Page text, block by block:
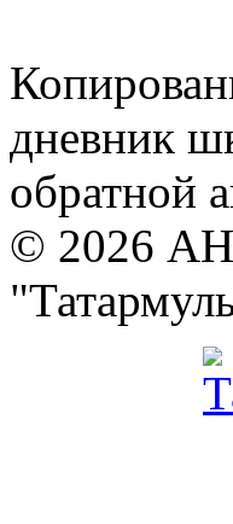
дневник
обратной
© 2026